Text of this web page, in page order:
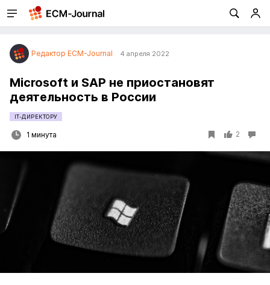
Редактор ECM-Journal 4 апреля 2022
Microsoft и SAP не приостановят
деятельность в России
IT-ДИРЕКТОРУ
1 минута 2